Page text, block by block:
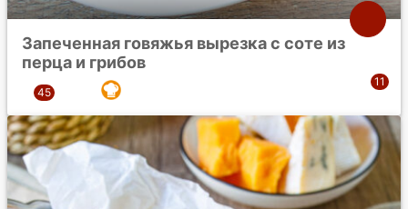
Запеченная говяжья вырезка с соте из
перца и грибов